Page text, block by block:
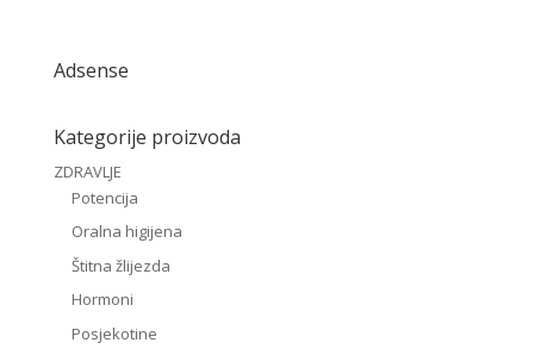
Adsense
Kategorije proizvoda
ZDRAVLJE
Potencija
Oralna higijena
Štitna žlijezda
Hormoni
Posjekotine